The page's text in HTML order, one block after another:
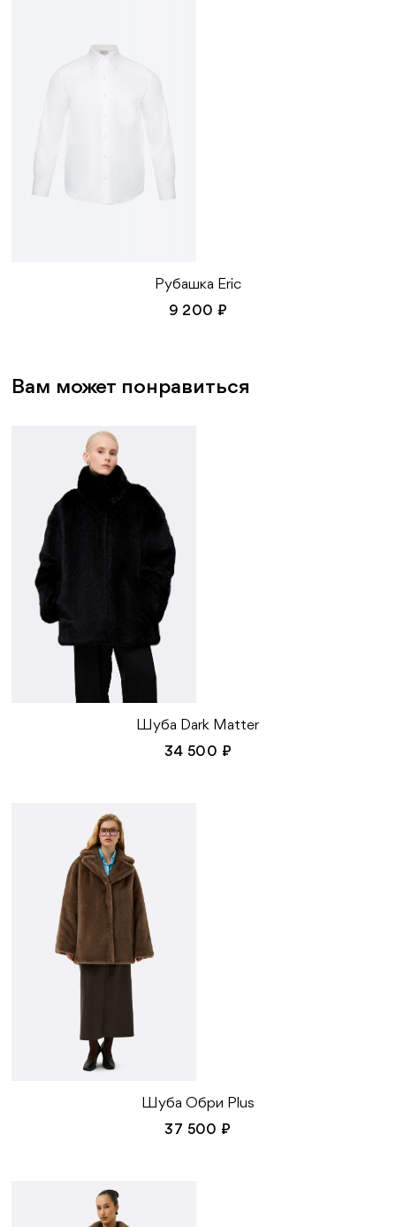
Объем бедер: 124 см
Рубашка Eric
9 200 ₽
Вам может понравиться
Шуба Dark Matter
34 500 ₽
Шуба Обри Plus
37 500 ₽